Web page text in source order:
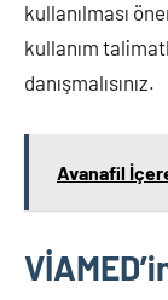
kullanılması
kullanım
danışmalısınız.
Avanafil